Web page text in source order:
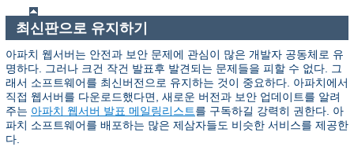
최신판으로 유지하기
아파치 웹서버는 안전과 보안 문제에 관심이 많은 개발자 공동체로 유
명하다. 그러나 크건 작건 발표후 발견되는 문제들을 피할 수 없다. 그
래서 소프트웨어를 최신버전으로 유지하는 것이 중요하다. 아파치에서
직접 웹서버를 다운로드했다면, 새로운 버전과 보안 업데이트를 알려
주는 아파치 웹서버 발표 메일링리스트를 구독하길 강력히 권한다. 아
파치 소프트웨어를 배포하는 많은 제삼자들도 비슷한 서비스를 제공한
다.